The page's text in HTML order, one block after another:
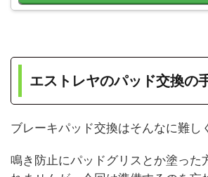
エストレヤのパッド交換の
ブレーキパッド交換はそんなに難し
鳴き防止にパッドグリスとか塗った